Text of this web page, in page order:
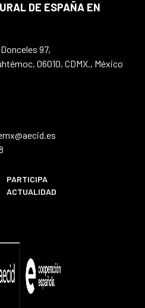
DE ESPAÑA EN
97,
06010, CDMX., México
PARTICIPA
ACTUALIDAD